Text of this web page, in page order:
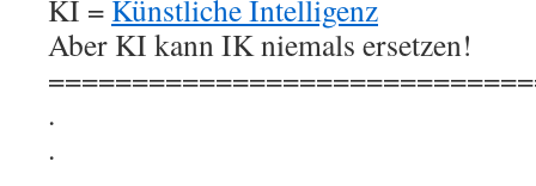
KI = Künstliche Intelligenz
Aber KI kann IK niemals ersetzen!
.
.